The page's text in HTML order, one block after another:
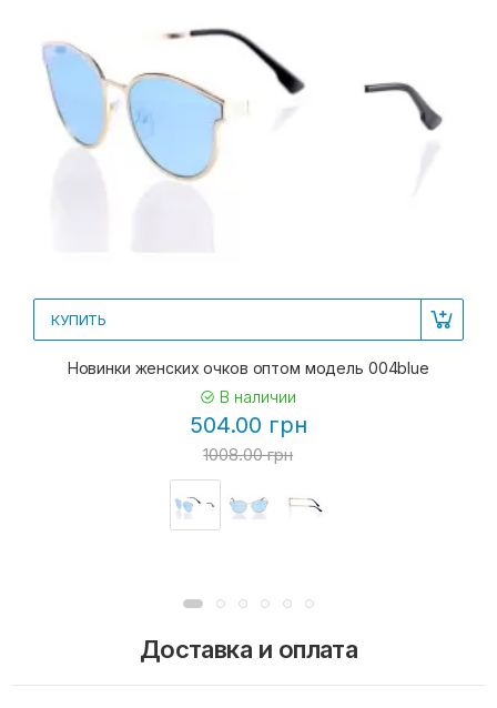
КУПИТЬ
Новинки женских очков оптом модель 004blue
В наличии
504.00 грн
1008.00 грн
Доставка и оплата